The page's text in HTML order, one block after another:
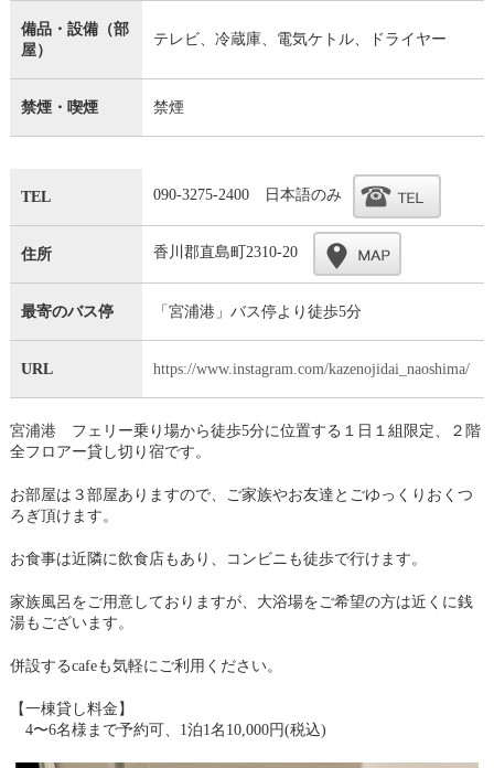
備品・設備（部
屋）
テレビ、冷蔵庫、電気ケトル、ドライヤー
禁煙・喫煙 禁煙
TEL 090-3275-2400 日本語のみ
住所 香川郡直島町2310-20
最寄のバス停 「宮浦港」バス停より徒歩5分
URL https://www.instagram.com/kazenojidai_naoshima/
宮浦港 フェリー乗り場から徒歩5分に位置する１日１組限定、２階
全フロアー貸し切り宿です。
お部屋は３部屋ありますので、ご家族やお友達とごゆっくりおくつ
ろぎ頂けます。
お食事は近隣に飲食店もあり、コンビニも徒歩で行けます。
家族風呂をご用意しておりますが、大浴場をご希望の方は近くに銭
湯もございます。
併設するcafeも気軽にご利用ください。
【一棟貸し料金】
4〜6名様まで予約可、1泊1名10,000円(税込)